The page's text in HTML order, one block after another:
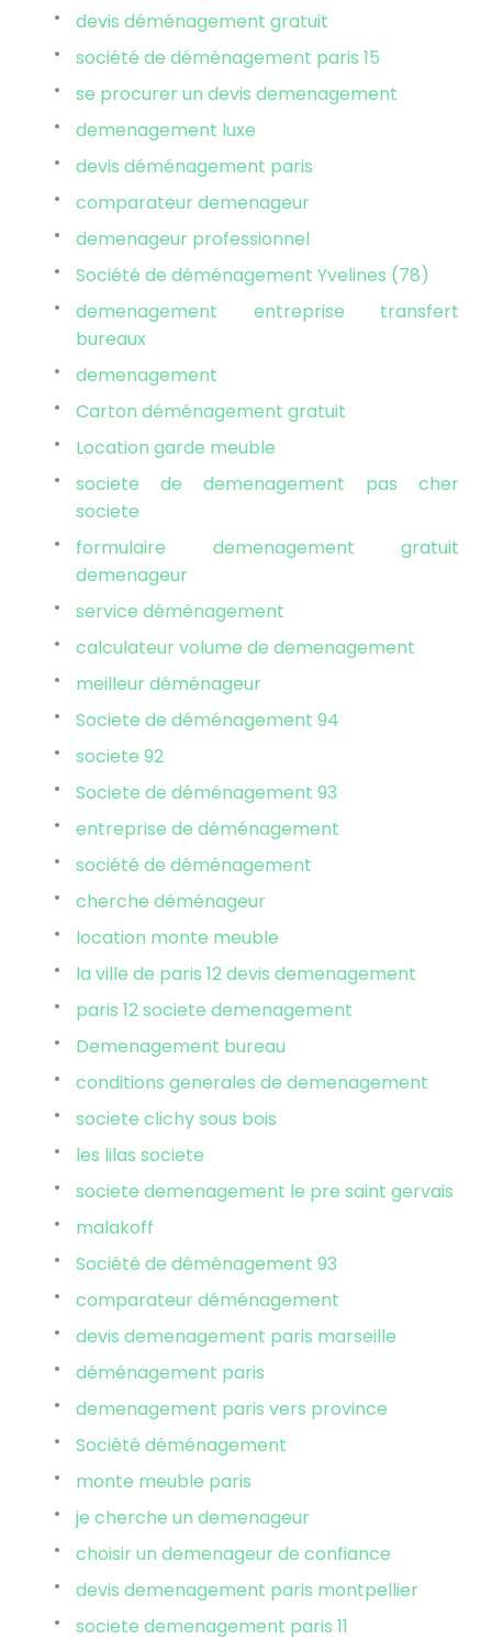
devis déménagement gratuit
société de déménagement paris 15
se procurer un devis demenagement
demenagement luxe
devis déménagement paris
comparateur demenageur
demenageur professionnel
Société de déménagement Yvelines (78)
demenagement entreprise transfert
bureaux
demenagement
Carton déménagement gratuit
Location garde meuble
societe de demenagement pas cher
societe
formulaire demenagement gratuit
demenageur
service déménagement
calculateur volume de demenagement
meilleur déménageur
Societe de déménagement 94
societe 92
Societe de déménagement 93
entreprise de déménagement
société de déménagement
cherche déménageur
location monte meuble
la ville de paris 12 devis demenagement
paris 12 societe demenagement
Demenagement bureau
conditions generales de demenagement
societe clichy sous bois
les lilas societe
societe demenagement le pre saint gervais
malakoff
Société de déménagement 93
comparateur déménagement
devis demenagement paris marseille
déménagement paris
demenagement paris vers province
Société déménagement
monte meuble paris
je cherche un demenageur
choisir un demenageur de confiance
devis demenagement paris montpellier
societe demenagement paris 11